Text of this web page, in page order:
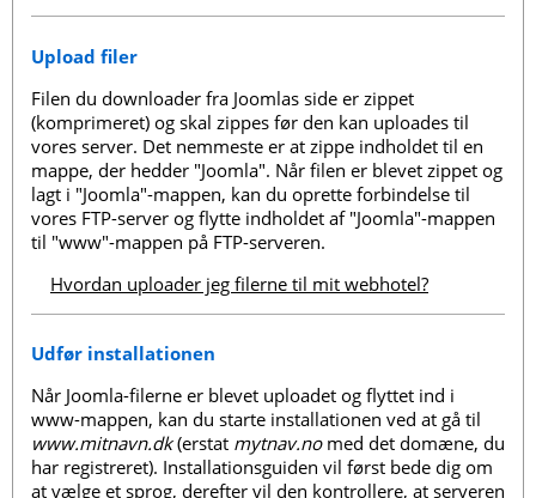
Upload filer
Filen du downloader fra Joomlas side er zippet
(komprimeret) og skal zippes før den kan uploades til
vores server. Det nemmeste er at zippe indholdet til en
mappe, der hedder "Joomla". Når filen er blevet zippet og
lagt i "Joomla"-mappen, kan du oprette forbindelse til
vores FTP-server og flytte indholdet af "Joomla"-mappen
til "www"-mappen på FTP-serveren.
Hvordan uploader jeg filerne til mit webhotel?
Udfør installationen
Når Joomla-filerne er blevet uploadet og flyttet ind i
www-mappen, kan du starte installationen ved at gå til
www.mitnavn.dk(erstat mytnav.nomed det domæne, du
har registreret). Installationsguiden vil først bede dig om
at vælge et sprog, derefter vil den kontrollere, at serveren